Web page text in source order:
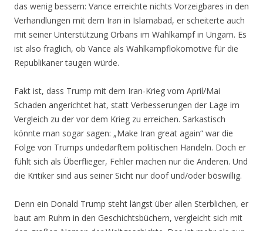
das wenig bessern: Vance erreichte nichts Vorzeigbares in den
Verhandlungen mit dem Iran in Islamabad, er scheiterte auch
mit seiner Unterstützung Orbans im Wahlkampf in Ungarn. Es
ist also fraglich, ob Vance als Wahlkampflokomotive für die
Republikaner taugen würde.
Fakt ist, dass Trump mit dem Iran-Krieg vom April/Mai
Schaden angerichtet hat, statt Verbesserungen der Lage im
Vergleich zu der vor dem Krieg zu erreichen. Sarkastisch
könnte man sogar sagen: „Make Iran great again“ war die
Folge von Trumps undedarftem politischen Handeln. Doch er
fühlt sich als Überflieger, Fehler machen nur die Anderen. Und
die Kritiker sind aus seiner Sicht nur doof und/oder böswillig.
Denn ein Donald Trump steht längst über allen Sterblichen, er
baut am Ruhm in den Geschichtsbüchern, vergleicht sich mit